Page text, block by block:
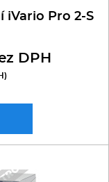
iVario Pro 2-S
DPH